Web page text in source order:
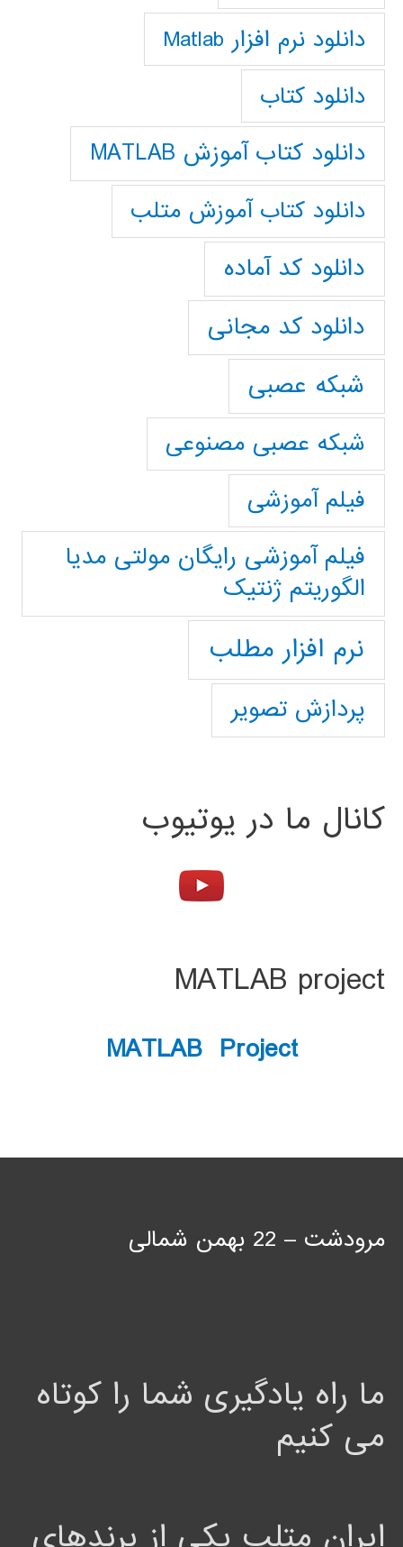
دانلود نرم افزار Matlab
دانلود کتاب
دانلود کتاب آموزش MATLAB
دانلود کتاب آموزش متلب
دانلود کد آماده
دانلود کد مجانی
شبکه عصبی
شبکه عصبی مصنوعی
فیلم آموزشی
فیلم آموزشی رایگان مولتی مدیا
الگوریتم ژنتیک
نرم افزار مطلب
پردازش تصویر
کانال ما در یوتیوب
MATLAB project
MATLAB Project
مرودشت – 22 بهمن شمالی
ما راه یادگیری شما را کوتاه
می کنیم